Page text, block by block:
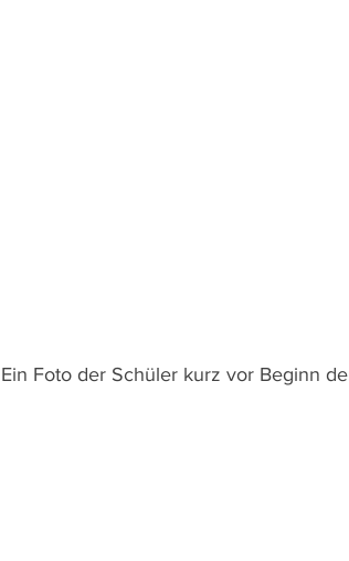
Ein Foto der Schüler kurz vor Beginn